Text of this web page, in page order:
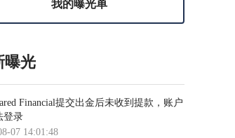
我的曝光单
曝光
Financial提交出金后未收到提款，账户
登录
07 14:01:48